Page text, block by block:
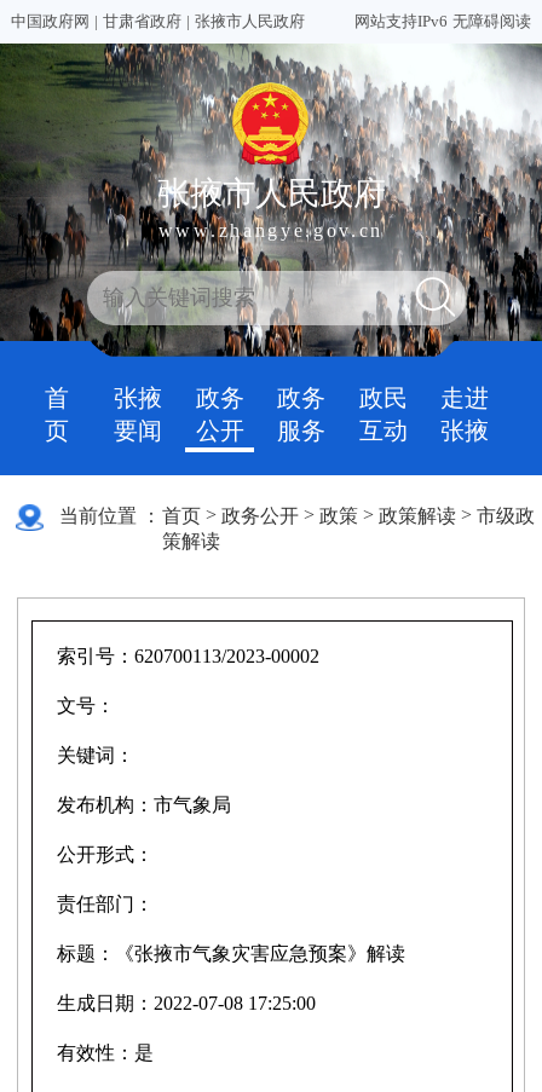
中国政府网 | 甘肃省政府 | 张掖市人民政府 网站支持IPv6 无障碍阅读
张掖市人民政府
www.zhangye.gov.cn
首
页
张掖
要闻
政务
公开
政务
服务
政民
互动
走进
张掖
当前位置 ： 首页 >政务公开 >政策 >政策解读 >市级政
策解读
索引号：620700113/2023-00002
文号：
关键词：
发布机构：市气象局
公开形式：
责任部门：
标题： 《张掖市气象灾害应急预案》解读
生成日期： 2022-07-08 17:25:00
有效性： 是